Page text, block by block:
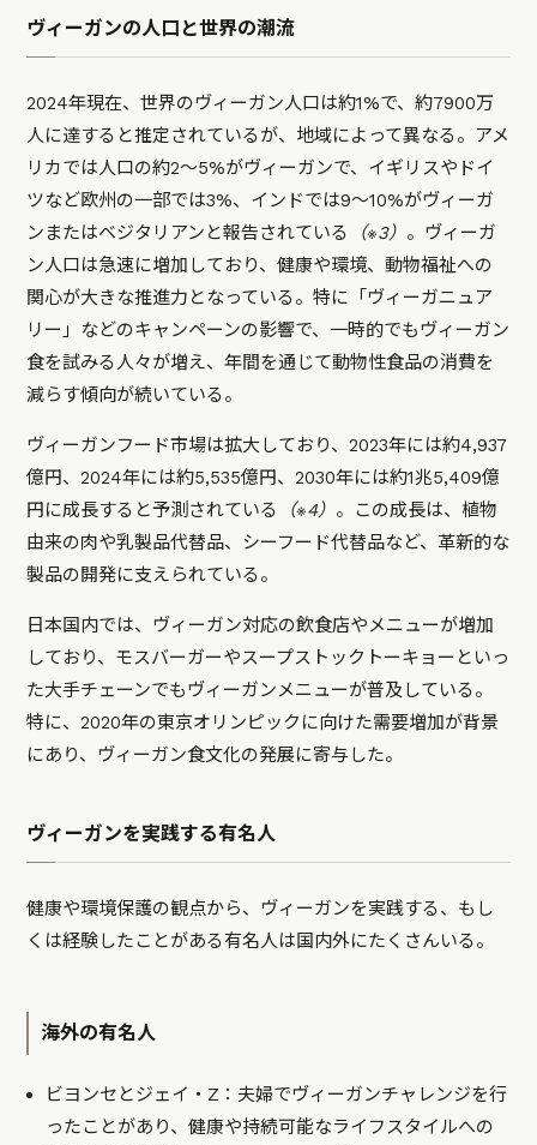
ヴィーガンの人口と世界の潮流
2024年現在、世界のヴィーガン人口は約1%で、約7900万
人に達すると推定されているが、地域によって異なる。アメ
リカでは人口の約2〜5%がヴィーガンで、イギリスやドイ
ツなど欧州の一部では3%、インドでは9〜10%がヴィーガ
ンまたはベジタリアンと報告されている
（※3） 。ヴィーガ
ン人口は急速に増加しており、健康や環境、動物福祉への
関心が大きな推進力となっている。特に「ヴィーガニュア
リー」などのキャンペーンの影響で、一時的でもヴィーガン
食を試みる人々が増え、年間を通じて動物性食品の消費を
減らす傾向が続いている。
ヴィーガンフード市場は拡大しており、2023年には約4,937
億円、2024年には約5,535億円、2030年には約1兆5,409億
円に成長すると予測されている
（※4） 。この成長は、植物
由来の肉や乳製品代替品、シーフード代替品など、革新的な
製品の開発に支えられている。
日本国内では、ヴィーガン対応の飲食店やメニューが増加
しており、モスバーガーやスープストックトーキョーといっ
た大手チェーンでもヴィーガンメニューが普及している。
特に、2020年の東京オリンピックに向けた需要増加が背景
にあり、ヴィーガン食文化の発展に寄与した。
ヴィーガンを実践する有名人
健康や環境保護の観点から、ヴィーガンを実践する、もし
くは経験したことがある有名人は国内外にたくさんいる。
海外の有名人
ビヨンセとジェイ・Z：夫婦でヴィーガンチャレンジを行
ったことがあり、健康や持続可能なライフスタイルへの